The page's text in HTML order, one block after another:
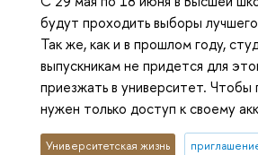
будут проходить выборы
Так же, как и в прошлом году,
выпускникам не придется для
приезжать в университет. Чтобы
нужен только доступ к своему
Университетская жизнь